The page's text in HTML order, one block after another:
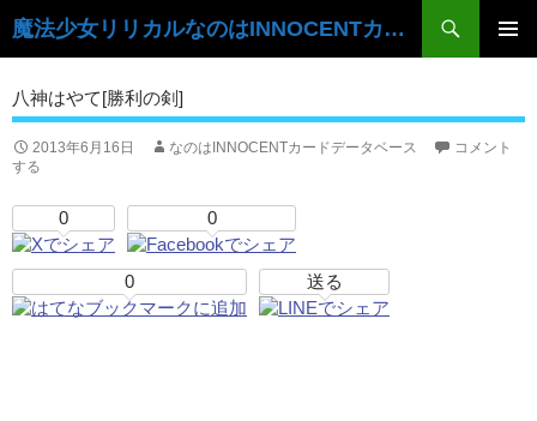
魔法少女リリカルなのはINNOCENTカードデータベース
検
索
イ
ン
テ
ン
ツ
へ
ッ
プ
八神はやて[勝利の剣]
2013年6月16日 なのはINNOCENTカードデータベース
コメント
する
0 0
0 送る